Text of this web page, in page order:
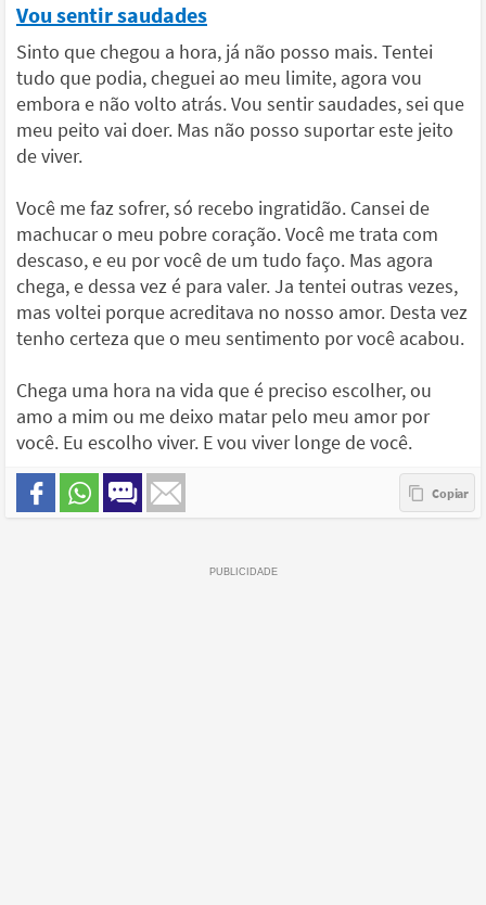
Vou sentir saudades
Sinto que chegou a hora, já não posso mais. Tentei
tudo que podia, cheguei ao meu limite, agora vou
embora e não volto atrás. Vou sentir saudades, sei que
meu peito vai doer. Mas não posso suportar este jeito
de viver.
Você me faz sofrer, só recebo ingratidão. Cansei de
machucar o meu pobre coração. Você me trata com
descaso, e eu por você de um tudo faço. Mas agora
chega, e dessa vez é para valer. Ja tentei outras vezes,
mas voltei porque acreditava no nosso amor. Desta vez
tenho certeza que o meu sentimento por você acabou.
Chega uma hora na vida que é preciso escolher, ou
amo a mim ou me deixo matar pelo meu amor por
você. Eu escolho viver. E vou viver longe de você.